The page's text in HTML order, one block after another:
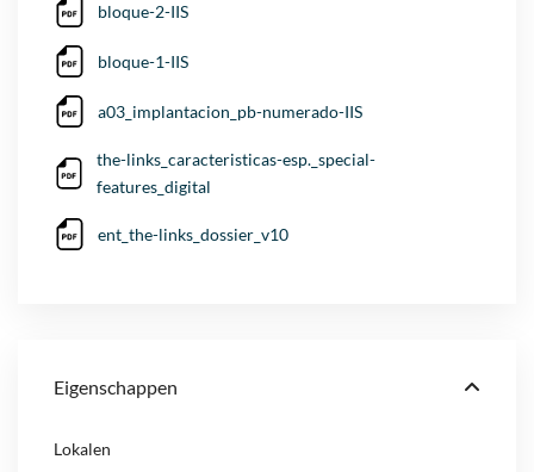
bloque-2-IIS
bloque-1-IIS
a03_implantacion_pb-numerado-IIS
the-links_caracteristicas-esp._special-
features_digital
ent_the-links_dossier_v10
Eigenschappen
Lokalen